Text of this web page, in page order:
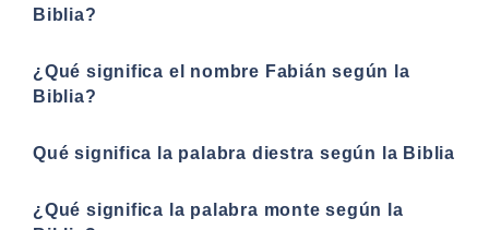
Biblia?
¿Qué significa el nombre Fabián según la
Biblia?
Qué significa la palabra diestra según la Biblia
¿Qué significa la palabra monte según la